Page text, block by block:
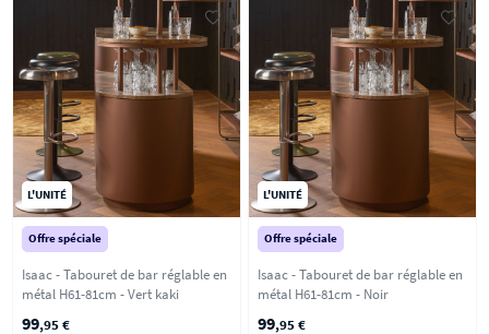
L'UNITÉ
Offre spéciale
Isaac - Tabouret de bar réglable en
métal H61-81cm - Vert kaki
99,95 €
L'UNITÉ
Offre spéciale
Isaac - Tabouret de bar réglable en
métal H61-81cm - Noir
99,95 €